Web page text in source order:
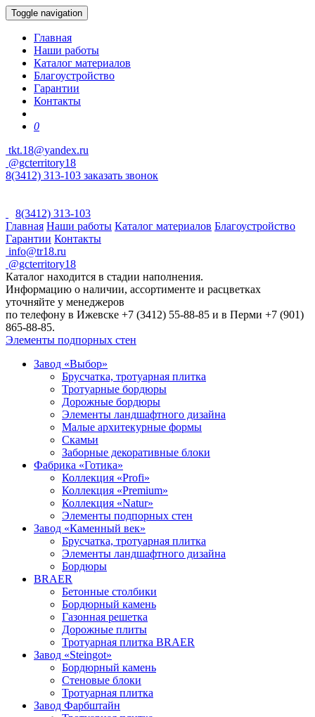
Toggle navigation
Главная
Наши работы
Каталог материалов
Благоустройство
Гарантии
Контакты
0
tkt.18@yandex.ru
@gcterritory18
8(3412) 313-103 заказать звонок
8(3412) 313-103
Главная Наши работы Каталог материалов Благоустройство
Гарантии Контакты
info@tr18.ru
@gcterritory18
Каталог находится в стадии наполнения.
Информацию о наличии, ассортименте и расцветках
уточняйте у менеджеров
по телефону в Ижевске +7 (3412) 55-88-85 и в Перми +7 (901)
865-88-85.
Элементы подпорных стен
Завод «Выбор»
Брусчатка, тротуарная плитка
Тротуарные бордюры
Дорожные бордюры
Элементы ландшафтного дизайна
Малые архитекурные формы
Скамьи
Заборные декоративные блоки
Фабрика «Готика»
Коллекция «Profi»
Коллекция «Premium»
Коллекция «Natur»
Элементы подпорных стен
Завод «Каменный век»
Брусчатка, тротуарная плитка
Элементы ландшафтного дизайна
Бордюры
BRAER
Бетонные столбики
Бордюрный камень
Газонная решетка
Дорожные плиты
Тротуарная плитка BRAER
Завод «Steingot»
Бордюрный камень
Стеновые блоки
Тротуарная плитка
Завод Фарбштайн